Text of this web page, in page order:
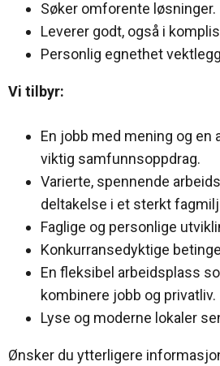
Søker omforente løsninger.
Leverer godt, også i
Personlig egnethet
Vi tilbyr:
En jobb med mening og en
viktig samfunnsoppdrag.
Varierte, spennende
deltakelse i et sterkt
Faglige og personlige
Konkurransedyktige
En fleksibel arbeidsplass
kombinere jobb og privatliv.
Lyse og moderne lokaler
Ønsker du ytterligere